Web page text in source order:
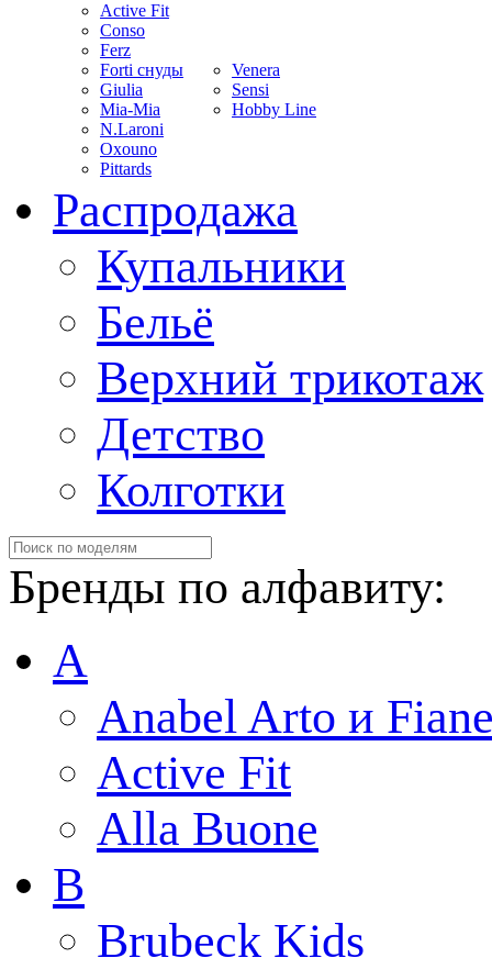
Active Fit
Conso
Ferz
Forti снуды
Giulia
Mia-Mia
N.Laroni
Oxouno
Pittards
Venera
Sensi
Hobby Line
Распродажа
Купальники
Бельё
Верхний трикотаж
Детство
Колготки
Бренды по алфавиту:
A
Anabel Arto и
Active Fit
Alla Buone
B
Brubeck Kids